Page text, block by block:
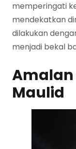
memperingati
mendekatkan
dilakukan
menjadi bekal
Amalan
Maulid